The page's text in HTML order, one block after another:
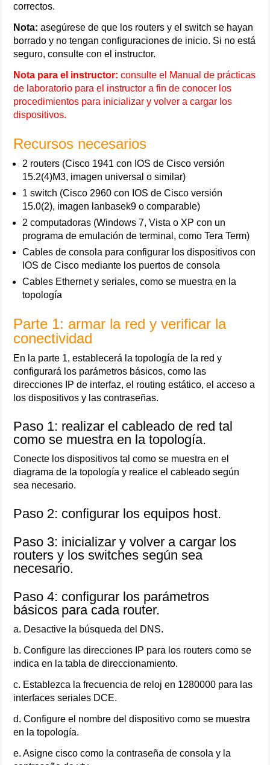
correctos.
Nota: asegúrese de que los routers y el switch se hayan
borrado y no tengan configuraciones de inicio. Si no está
seguro, consulte con el instructor.
Nota para el instructor: consulte el Manual de prácticas
de laboratorio para el instructor a fin de conocer los
procedimientos para inicializar y volver a cargar los
dispositivos.
Recursos necesarios
2 routers (Cisco 1941 con IOS de Cisco versión
15.2(4)M3, imagen universal o similar)
1 switch (Cisco 2960 con IOS de Cisco versión
15.0(2), imagen lanbasek9 o comparable)
2 computadoras (Windows 7, Vista o XP con un
programa de emulación de terminal, como Tera Term)
Cables de consola para configurar los dispositivos con
IOS de Cisco mediante los puertos de consola
Cables Ethernet y seriales, como se muestra en la
topología
Parte 1: armar la red y verificar la
conectividad
En la parte 1, establecerá la topología de la red y
configurará los parámetros básicos, como las
direcciones IP de interfaz, el routing estático, el acceso a
los dispositivos y las contraseñas.
Paso 1: realizar el cableado de red tal
como se muestra en la topología.
Conecte los dispositivos tal como se muestra en el
diagrama de la topología y realice el cableado según
sea necesario.
Paso 2: configurar los equipos host.
Paso 3: inicializar y volver a cargar los
routers y los switches según sea
necesario.
Paso 4: configurar los parámetros
básicos para cada router.
a. Desactive la búsqueda del DNS.
b. Configure las direcciones IP para los routers como se
indica en la tabla de direccionamiento.
c. Establezca la frecuencia de reloj en 1280000 para las
interfaces seriales DCE.
d. Configure el nombre del dispositivo como se muestra
en la topología.
e. Asigne cisco como la contraseña de consola y la